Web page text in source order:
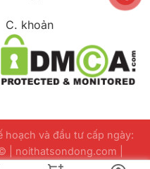
8 món gỗ beach
món gỗ beach
C. khoản
hoạch và đầu tư cấp ngày:
| noithatsondong.com |